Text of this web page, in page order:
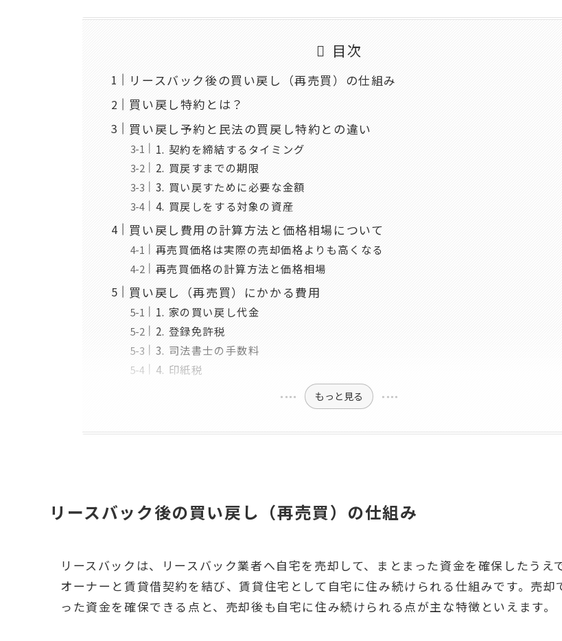
目次
リースバック後の買い戻し（再売買）の仕組み
買い戻し特約とは？
買い戻し予約と民法の買戻し特約との違い
1. 契約を締結するタイミング
2. 買戻すまでの期限
3. 買い戻すために必要な金額
4. 買戻しをする対象の資産
買い戻し費用の計算方法と価格相場について
再売買価格は実際の売却価格よりも高くなる
再売買価格の計算方法と価格相場
買い戻し（再売買）にかかる費用
1. 家の買い戻し代金
2. 登録免許税
3. 司法書士の手数料
4. 印紙税
もっと見る
リースバック後の買い戻し（再売買）の仕組み
リースバックは、リースバック業者へ自宅を売却して、まとまった資金を確保したうえ
オーナーと賃貸借契約を結び、賃貸住宅として自宅に住み続けられる仕組みです。売却
った資金を確保できる点と、売却後も自宅に住み続けられる点が主な特徴といえます。